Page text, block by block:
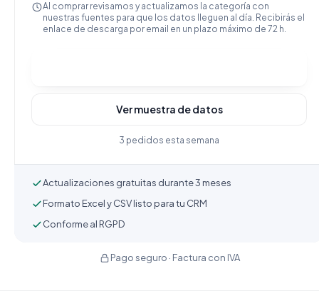
Al comprar revisamos y actualizamos la categoría con
nuestras fuentes para que los datos lleguen al día. Recibirás el
enlace de descarga por email en un plazo máximo de 72 h.
Ver muestra de datos
3 pedidos esta semana
Actualizaciones gratuitas durante 3 meses
Formato Excel y CSV listo para tu CRM
Conforme al RGPD
Pago seguro · Factura con IVA